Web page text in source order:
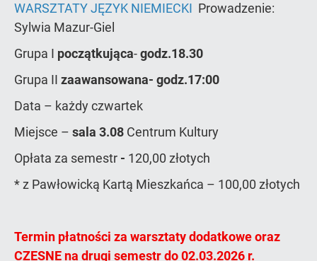
WARSZTATY JĘZYK NIEMIECKI Prowadzenie:
Sylwia Mazur-Giel
Grupa I początkująca-godz.18.30
Grupa II zaawansowana- godz.17:00
Data – każdy czwartek
Miejsce – sala 3.08 Centrum Kultury
Opłata za semestr - 120,00 złotych
* z Pawłowicką Kartą Mieszkańca – 100,00 złotych
Termin płatności za warsztaty dodatkowe oraz
CZESNE na drugi semestr do 02.03.2026 r.